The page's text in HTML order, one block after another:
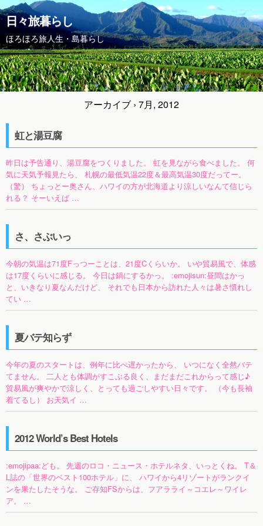
日々旅暮らし
ほろほろ旅人生・島暮らし
アーカイブ › 7月, 2012
虹と湯豆腐
昨日は予告通り、湯豆腐をつくりました。 虹を見ながら食べました。 何
気に天気予報見たら、 札幌の最低気温22度＆最高気温30度だってー。
（驚） ちょっとー奥さん、ハワイの方が北海道より涼しいなんて信じら
れる？ そーいえば …
さ、さぶいっ
今朝の気温は71度Fっつーことは、21度Cくらいか。 いや貿易風で、体感
は17度くらいに感じる。 今日は鍋にするかっ。 :emojisun:昼間はかっ
と、いきなり夏なんだけど、 それでも日本から訪れた人々は暑さ慣れし
てい …
夏バテ知らず
今年の夏のスタートは、例年に比べ遅かったから、 いつになく全然バテ
てません。 二人とも体調がすこぶる良く、まだまだこれからって感じ♪
貿易風が爽やかで涼しく、とっても過ごしやすい日々です。 （今も長袖
着てるし） お天気イ …
2012 World’s Best Hotels
:emojipaa:ども。 先週のロコ・ニュース・ホテルネタ、いっとくね。 T＆
L誌の「世界のベスト100ホテル」に、 ハワイから4リゾートがランクイ
ンを果たしたそうな。 ご存知FSからは、フアラライ～コエレ～ワイレ
ア。 …